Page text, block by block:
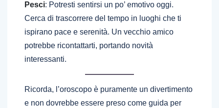
Pesci: Potresti sentirsi un po’ emotivo oggi.
Cerca di trascorrere del tempo in luoghi che ti
ispirano pace e serenità. Un vecchio amico
potrebbe ricontattarti, portando novità
interessanti.
Ricorda, l’oroscopo è puramente un divertimento
e non dovrebbe essere preso come guida per